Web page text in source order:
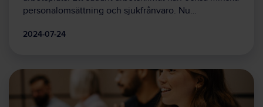
personalomsättning och sjukfrånvaro. Nu…
2024-07-24